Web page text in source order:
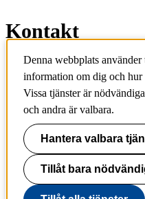
Kontakt
Kontakta
Kontakta kurs
IT-support
KTH Entré
KTH
100 44 Stockholm
+46 8 790 60 00
info@kth.se
Denna webbplats använder
information om dig och hur
Vissa tjänster är
och andra är valbara.
Hantera valbara
Tillåt bara